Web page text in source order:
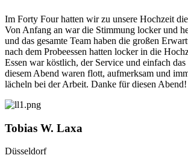
Im Forty Four hatten wir zu unsere Hochzeit
Von Anfang an war die Stimmung locker und
und das gesamte Team haben die großen
nach dem Probeessen hatten locker in die
Essen war köstlich, der Service und einfach das
diesem Abend waren flott, aufmerksam und
lächeln bei der Arbeit. Danke für diesen Abend!
Tobias W. Laxa
Düsseldorf